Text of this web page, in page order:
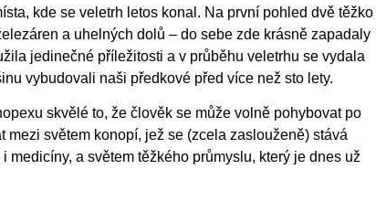
kde se veletrh letos konal. Na první pohled dvě těžko
a uhelných dolů – do sebe zde krásně zapadaly
jedinečné příležitosti a v průběhu veletrhu se vydala
vybudovali naši předkové před více než sto lety.
skvělé to, že člověk se může volně pohybovat po
světem konopí, jež se (zcela zaslouženě) stává
medicíny, a světem těžkého průmyslu, který je dnes už